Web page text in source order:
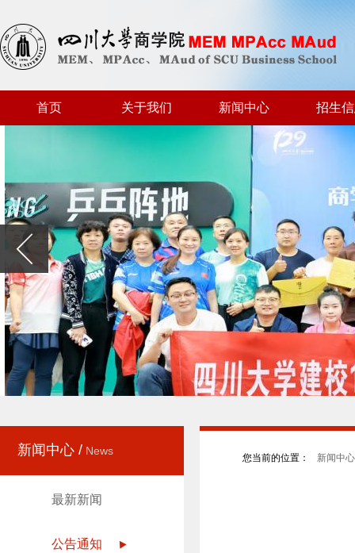
首页 关于我们 新闻中心 招生
新闻中心 / News
最新新闻
公告通知
您当前的位置： 新闻中